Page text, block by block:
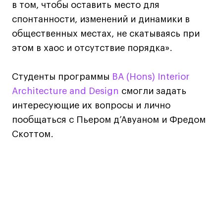
Для прессы
Ресурсы
Партнеры
Связи с индустрией
Контакты
Поступающим
Условия поступления
в том, чтобы оставить место для
спонтанности, изменений и динамики в
общественных местах, не скатываясь при
этом в хаос и отсутствие порядка».
Студенты программы BA (Hons) Interior
Architecture аnd Design смогли задать
интересующие их вопросы и лично
пообщаться с Пьером д’Авуаном и Фредом
Скоттом.